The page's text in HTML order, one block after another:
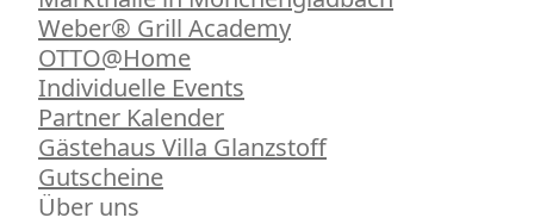
Weber® Grill Academy
OTTO@Home
Individuelle Events
Partner Kalender
Gästehaus Villa Glanzstoff
Gutscheine
Über uns